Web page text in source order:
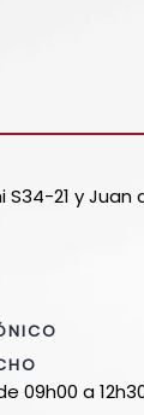
S34-21 y
09h00 a